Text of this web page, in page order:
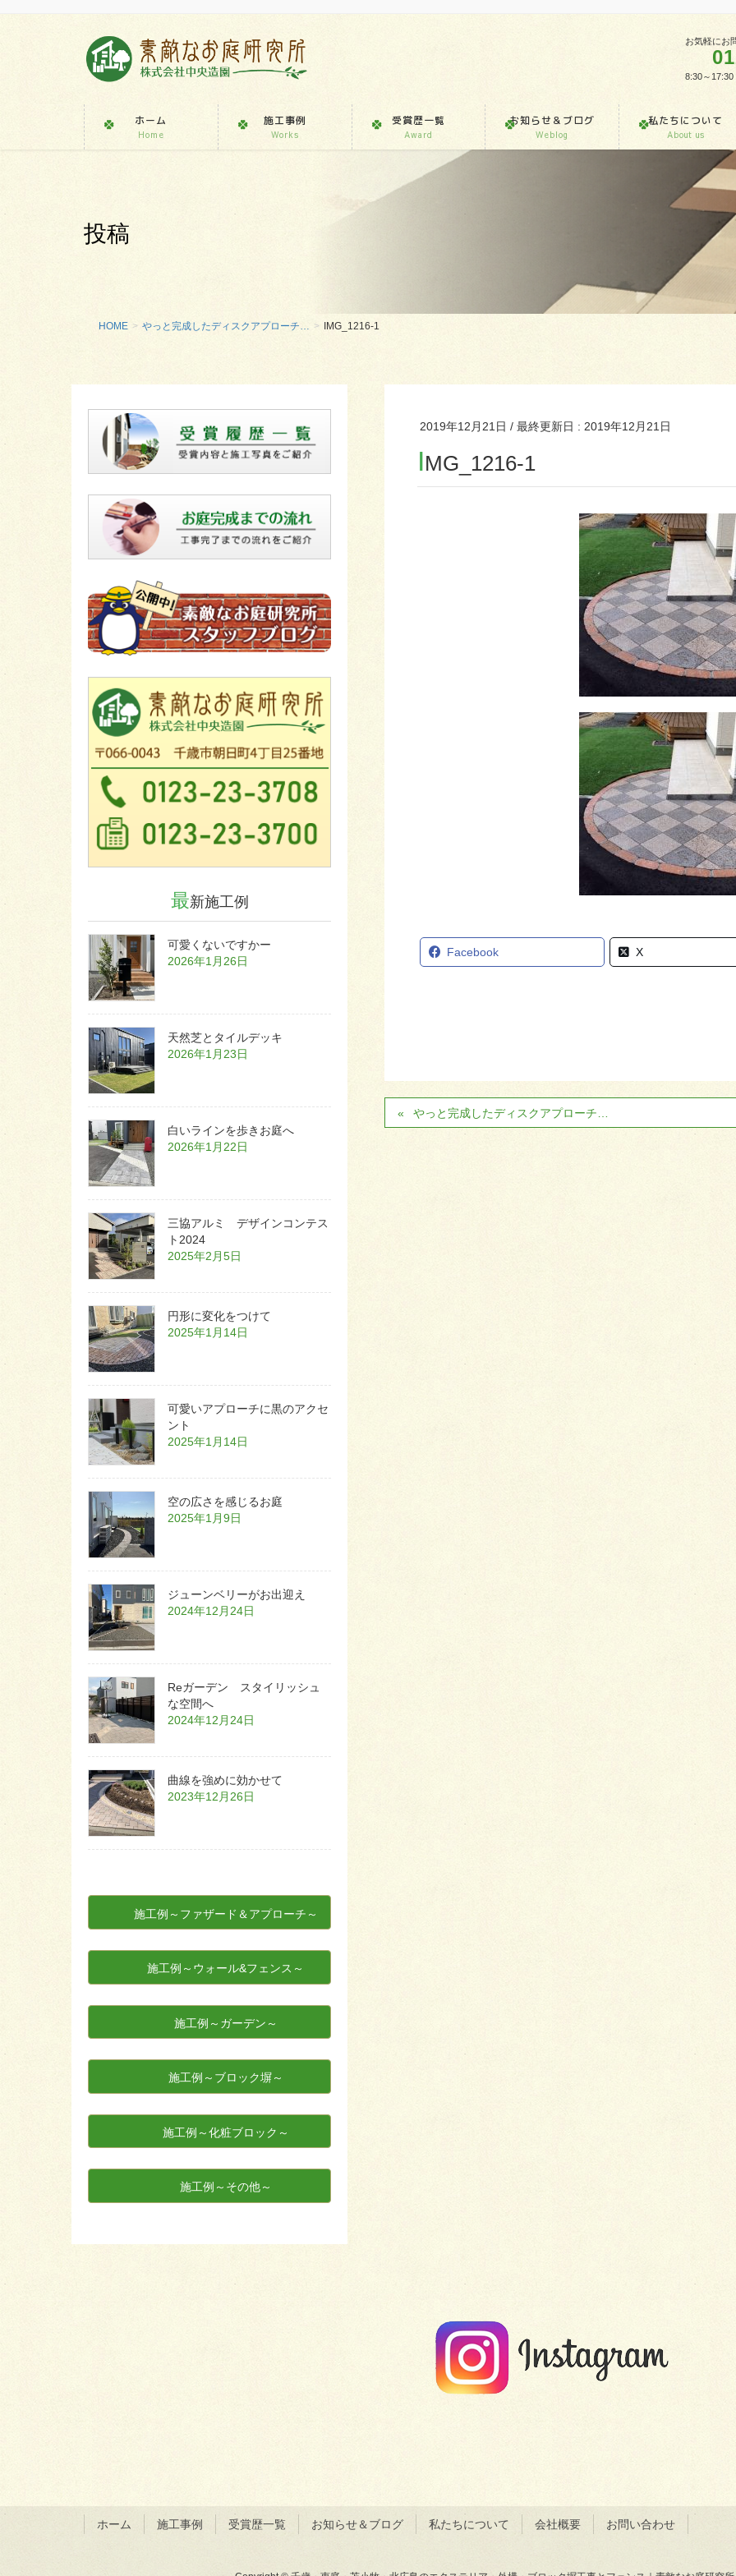
お気軽にお
8:30～
ホーム
Home
施工事例
Works
受賞歴一覧
Award
お知らせ＆ブログ
Weblog
私たちについて
About us
投稿
HOME やっと完成したディスクアプローチ… IMG_1216-1
2019年12月21日 / 最終更新日 : 2019年12月21日
IMG_1216-1
Facebook X
やっと完成したディスクアプローチ…
最新施工例
可愛くないですかー
2026年1月26日
天然芝とタイルデッキ
2026年1月23日
白いラインを歩きお庭へ
2026年1月22日
三協アルミ デザインコンテス
ト2024
2025年2月5日
円形に変化をつけて
2025年1月14日
可愛いアプローチに黒のアクセ
ント
2025年1月14日
空の広さを感じるお庭
2025年1月9日
ジューンベリーがお出迎え
2024年12月24日
Reガーデン スタイリッシュ
な空間へ
2024年12月24日
曲線を強めに効かせて
2023年12月26日
施工例～ファザード＆アプローチ～
施工例～ウォール&フェンス～
施工例～ガーデン～
施工例～ブロック塀～
施工例～化粧ブロック～
施工例～その他～
ホーム 施工事例 受賞歴一覧 お知らせ＆ブログ 私たちについて 会社概要 お問い合わせ